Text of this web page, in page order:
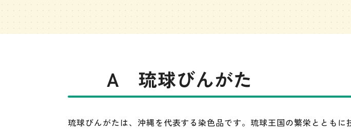
A 琉球びんがた
琉球びんがたは、沖縄を代表する染色品です。琉球王国の繁栄ととも